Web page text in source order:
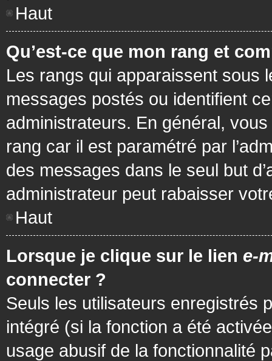
Haut
Qu’est-ce que mon rang et
Les rangs qui apparaissent sous
messages postés ou identifient
administrateurs. En général,
rang car il est paramétré par
des messages dans le seul but
administrateur peut rabaisser
Haut
Lorsque je clique sur le lien e-
connecter ?
Seuls les utilisateurs enregistrés
intégré (si la fonction a été
usage abusif de la fonctionnalité